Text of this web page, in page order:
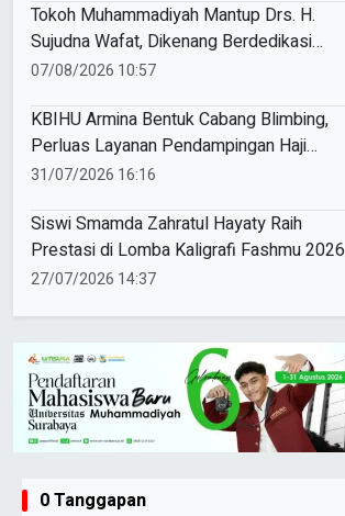
Tokoh Muhammadiyah Mantup Drs. H.
Sujudna Wafat, Dikenang Berdedikasi
Kembangkan Dakwah dan Pendidikan
07/08/2026 10:57
KBIHU Armina Bentuk Cabang Blimbing,
Perluas Layanan Pendampingan Haji
Muhammadiyah Sukoharjo
31/07/2026 16:16
Siswi Smamda Zahratul Hayaty Raih
Prestasi di Lomba Kaligrafi Fashmu 2026
27/07/2026 14:37
0 Tanggapan